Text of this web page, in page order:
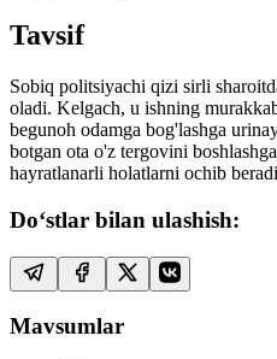
Tavsif
Sobiq politsiyachi qizi sirli
oladi. Kelgach, u ishning
begunoh odamga bog'lashga
botgan ota o'z tergovini
hayratlanarli holatlarni ochib
Do‘stlar bilan ulashish:
Mavsumlar